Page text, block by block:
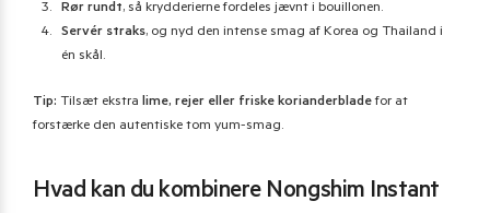
Rør rundt, så krydderierne fordeles jævnt i bouillonen.
Servér straks, og nyd den intense smag af Korea og Thailand i
én skål.
Tip: Tilsæt ekstra lime, rejer eller friske korianderbladefor at
forstærke den autentiske tom yum-smag.
Hvad kan du kombinere Nongshim Instant